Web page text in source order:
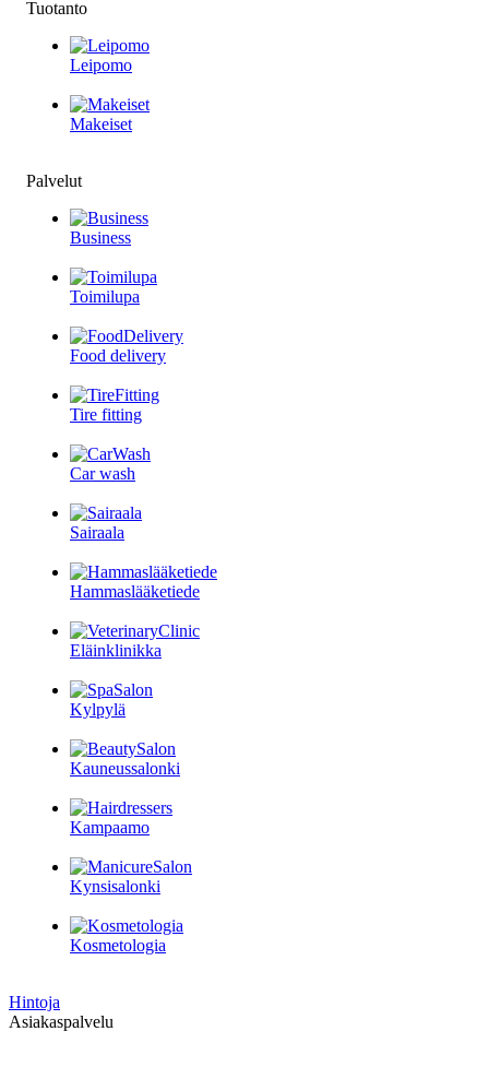
Tuotanto
Leipomo
Makeiset
Palvelut
Business
Toimilupa
Food delivery
Tire fitting
Car wash
Sairaala
Hammaslääketiede
Eläinklinikka
Kylpylä
Kauneussalonki
Kampaamo
Kynsisalonki
Kosmetologia
Hintoja
Asiakaspalvelu